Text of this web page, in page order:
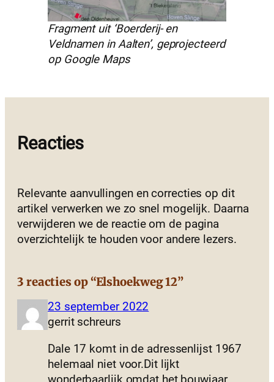
Fragment uit ‘Boerderij- en
Veldnamen in Aalten’, geprojecteerd
op Google Maps
Reacties
Relevante aanvullingen en correcties op dit
artikel verwerken we zo snel mogelijk. Daarna
verwijderen we de reactie om de pagina
overzichtelijk te houden voor andere lezers.
3 reacties op “Elshoekweg 12”
23 september 2022
gerrit schreurs
Dale 17 komt in de adressenlijst 1967
helemaal niet voor.Dit lijkt